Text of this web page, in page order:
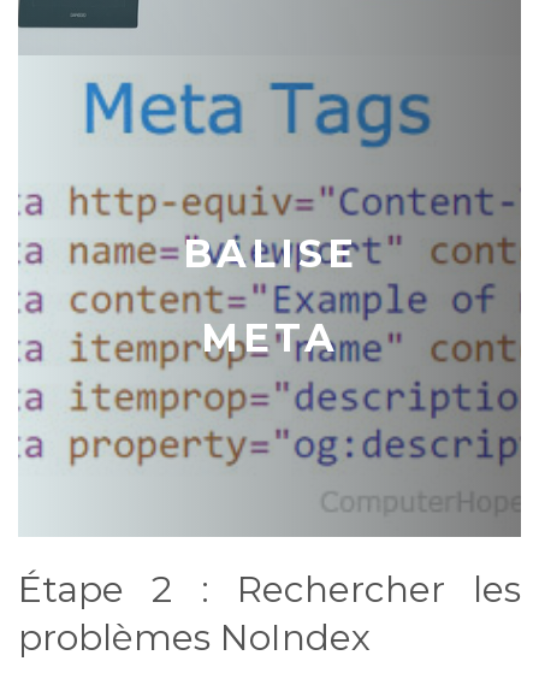
BALISE
META
Étape 2 : Rechercher les
problèmes NoIndex